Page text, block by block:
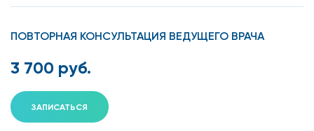
ПОВТОРНАЯ КОНСУЛЬТАЦИЯ ВЕДУЩЕГО ВРАЧА
3 700 руб.
ЗАПИСАТЬСЯ